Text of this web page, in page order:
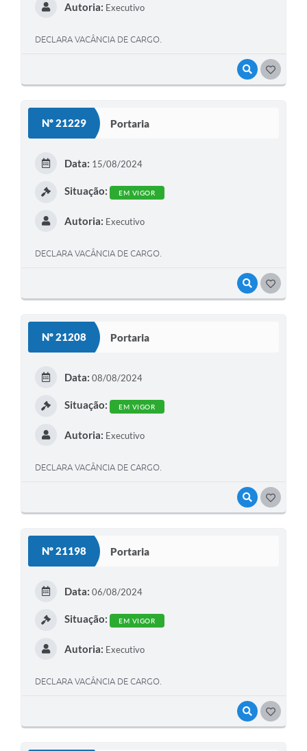
VISUALIZAR
Autoria: Executivo
DECLARA VACÂNCIA DE CARGO.
Nº 21229 Portaria
VISUALIZAR
Data: 15/08/2024
Situação: EM VIGOR
Autoria: Executivo
DECLARA VACÂNCIA DE CARGO.
Nº 21208 Portaria
VISUALIZAR
Data: 08/08/2024
Situação: EM VIGOR
Autoria: Executivo
DECLARA VACÂNCIA DE CARGO.
Nº 21198 Portaria
VISUALIZAR
Data: 06/08/2024
Situação: EM VIGOR
Autoria: Executivo
DECLARA VACÂNCIA DE CARGO.